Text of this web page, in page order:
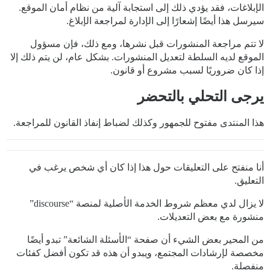
الإبلاغات، فقد يؤدي ذلك إلى استجابة آلية من نظام أمان الموقع.
سيرسل هذا أيضًا إشعارًا إلى الإدارة لمراجعة الإبلاغ.
لا تتم مراجعة المنشورات قبل نشرها، ومع ذلك، فإن مسؤول
الموقع لديه السلطة لتعديل المنشورات. بشكل عام، لن يتم ذلك إلا
إذا كان ضروريًا لسبب مشروع أو قانون.
يرجى التحلي بالتحضر
هذا المنتدى مفتوح للجمهور وكذلك لضباط إنفاذ القانون للمراجعة.
أنا منفتح على التعليقات حول هذا إذا كان أي شخص يرغب في
التعليق.
لا يزال لدي معظم شروط الخدمة الأصلية لمنصة “discourse”
منشورة مع بعض التعديلات.
من المحير بعض الشيء أن صفحة “الأسئلة الشائعة” تبدو أيضًا
مخصصة لإرشادات المجتمع، ويبدو أن هذه قد تكون أفضل كفئات
منفصلة.